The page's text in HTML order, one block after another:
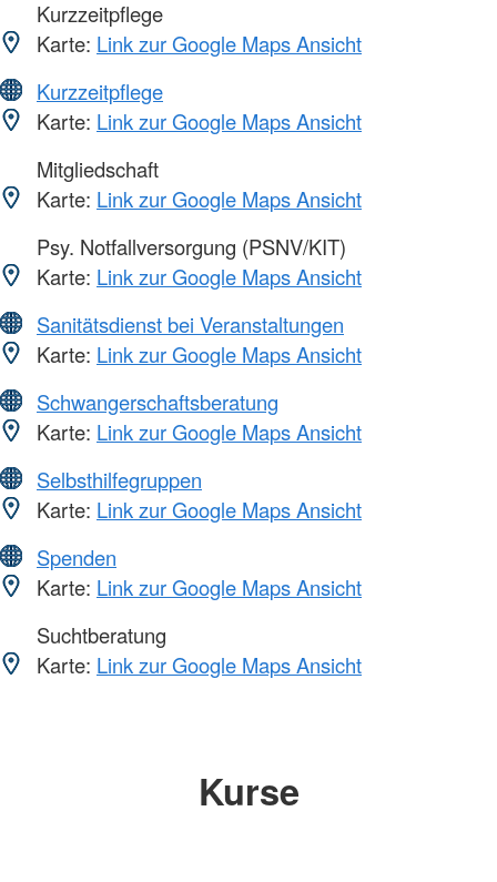
Kurzzeitpflege
Karte: Link zur Google Maps Ansicht
Kurzzeitpflege
Karte: Link zur Google Maps Ansicht
Mitgliedschaft
Karte: Link zur Google Maps Ansicht
Psy. Notfallversorgung (PSNV/KIT)
Karte: Link zur Google Maps Ansicht
Sanitätsdienst bei Veranstaltungen
Karte: Link zur Google Maps Ansicht
Schwangerschaftsberatung
Karte: Link zur Google Maps Ansicht
Selbsthilfegruppen
Karte: Link zur Google Maps Ansicht
Spenden
Karte: Link zur Google Maps Ansicht
Suchtberatung
Karte: Link zur Google Maps Ansicht
Kurse